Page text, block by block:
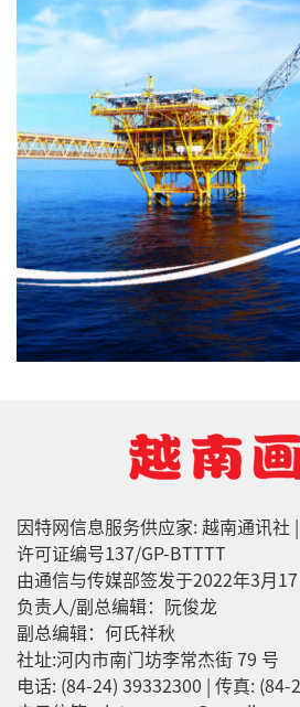
因特网信息服务供应家: 越南通讯社
许可证编号137/GP-BTTTT
由通信与传媒部签发于2022年3月
负责人/副总编辑：阮俊龙
副总编辑：何氏祥秋
社址:河内市南门坊李常杰街 79 号
电话: (84-24) 39332300 | 传真: (84-